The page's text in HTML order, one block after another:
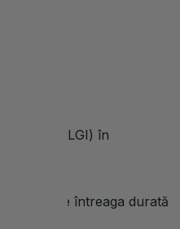
(ELGI) în
TM pe întreaga durată